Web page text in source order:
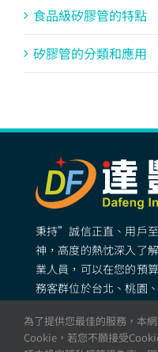
食品級矽膠管的特點
矽膠管的分類和應用
秉持”誠信正直、用戶
神，高度的熱忱深入了
業人員，可以在您的預
務客群位於台北、桃園
為了提供您最佳的服務，本
Cookie，若您不願接受